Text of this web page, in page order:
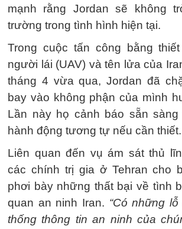
mạnh rằng Jordan sẽ không
trường trong tình hình hiện tại.
Trong cuộc tấn công bằng
người lái (UAV) và tên lửa của
tháng 4 vừa qua, Jordan đã
bay vào không phận của mình
Lần này họ cảnh báo sẵn
hành động tương tự nếu cần thiết.
Liên quan đến vụ ám sát thủ
các chính trị gia ở Tehran cho
phơi bày những thất bại về tình
quan an ninh Iran. “Có những
thống thông tin an ninh của